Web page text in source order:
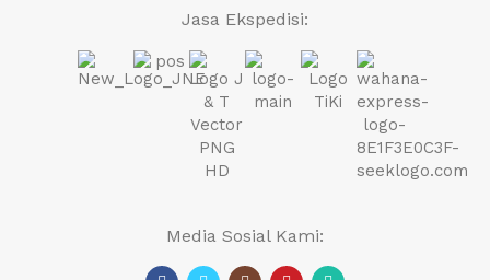
Jasa Ekspedisi:
Media Sosial Kami: